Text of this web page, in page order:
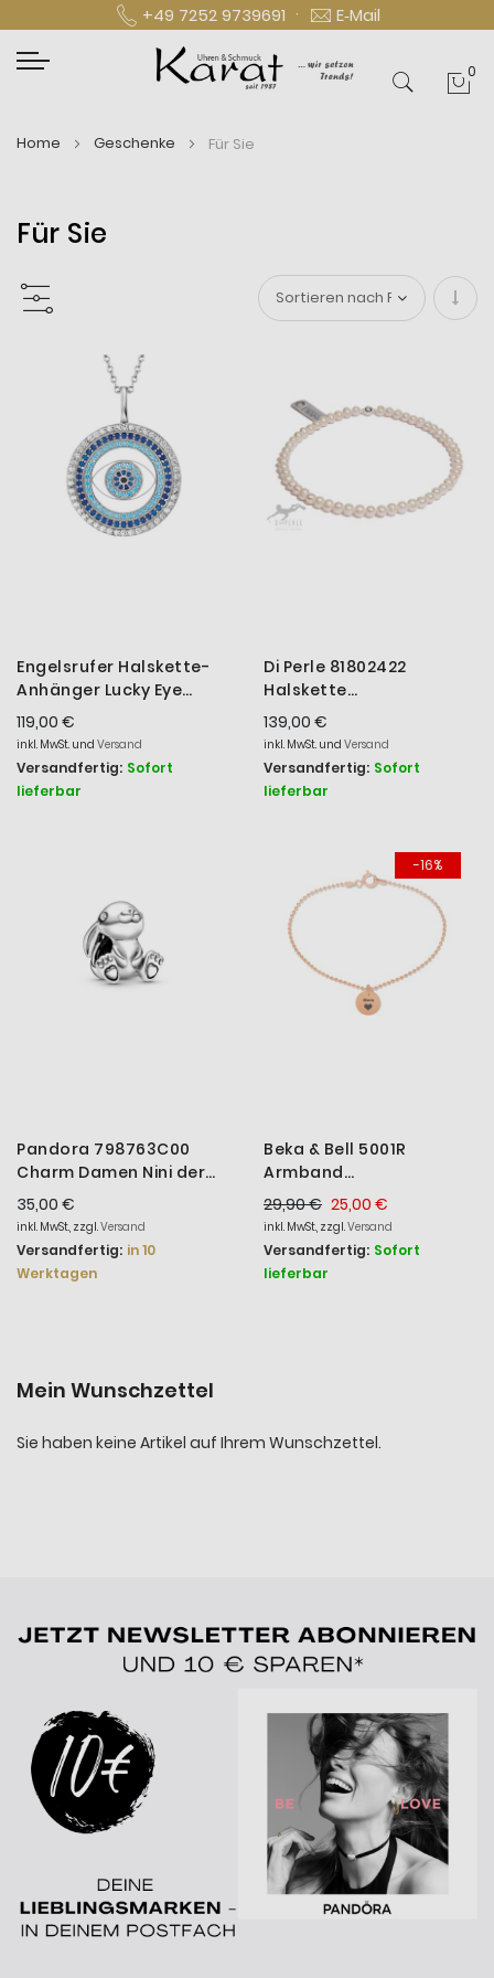
+49 7252 9739691 · E‑Mail
0
Home Geschenke Für Sie
Für Sie
In
Engelsrufer Halskette-
Anhänger Lucky Eye
Zirkonia Silber ERN-EYE-
ZIM
119,00 €
inkl. MwSt. und Versand
Versandfertig: Sofort
lieferbar
Di Perle 81802422
Halskette
Süßwasserzucht-Perlen
Magnetverschluss Silber
139,00 €
inkl. MwSt. und Versand
Versandfertig: Sofort
lieferbar
Pandora 798763C00
Charm Damen Nini der
Hase Sterling-Silber
35,00 €
inkl. MwSt., zzgl.Versand
Versandfertig: in 10
Werktagen
-16%
Beka & Bell 5001R
Armband
Lieblingsstueck Mein
Herz Silber Roségold Gr.
S
25,00 €
29,90 €
inkl. MwSt., zzgl.Versand
Versandfertig: Sofort
lieferbar
Mein Wunschzettel
Sie haben keine Artikel auf Ihrem Wunschzettel.